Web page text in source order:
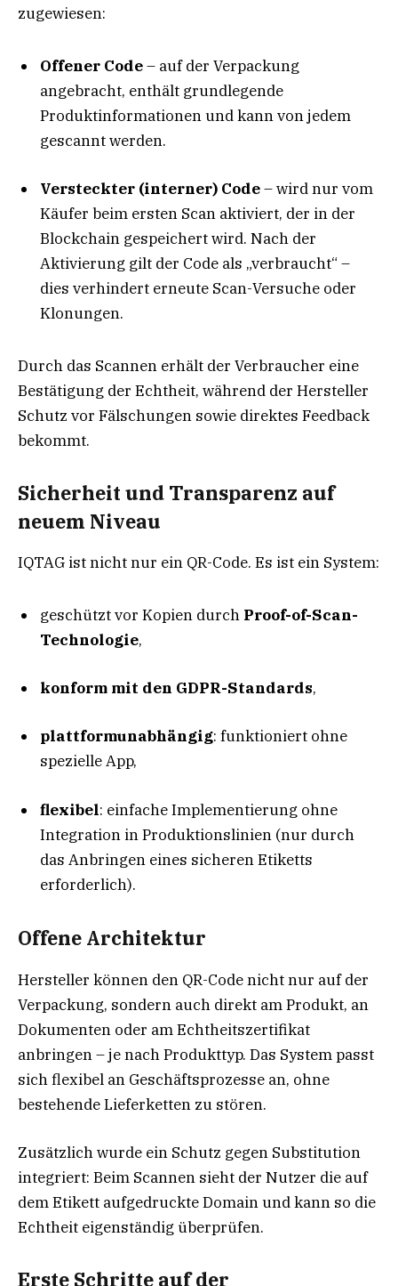
zugewiesen:
Offener Code– auf der Verpackung
angebracht, enthält grundlegende
Produktinformationen und kann von jedem
gescannt werden.
Versteckter (interner) Code– wird nur vom
Käufer beim ersten Scan aktiviert, der in der
Blockchain gespeichert wird. Nach der
Aktivierung gilt der Code als „verbraucht“ –
dies verhindert erneute Scan-Versuche oder
Klonungen.
Durch das Scannen erhält der Verbraucher eine
Bestätigung der Echtheit, während der Hersteller
Schutz vor Fälschungen sowie direktes Feedback
bekommt.
Sicherheit und Transparenz auf
neuem Niveau
IQTAG ist nicht nur ein QR-Code. Es ist ein System:
geschützt vor Kopien durch Proof-of-Scan-
Technologie,
konform mit den GDPR-Standards,
plattformunabhängig: funktioniert ohne
spezielle App,
flexibel: einfache Implementierung ohne
Integration in Produktionslinien (nur durch
das Anbringen eines sicheren Etiketts
erforderlich).
Offene Architektur
Hersteller können den QR-Code nicht nur auf der
Verpackung, sondern auch direkt am Produkt, an
Dokumenten oder am Echtheitszertifikat
anbringen – je nach Produkttyp. Das System passt
sich flexibel an Geschäftsprozesse an, ohne
bestehende Lieferketten zu stören.
Zusätzlich wurde ein Schutz gegen Substitution
integriert: Beim Scannen sieht der Nutzer die auf
dem Etikett aufgedruckte Domain und kann so die
Echtheit eigenständig überprüfen.
Erste Schritte auf der